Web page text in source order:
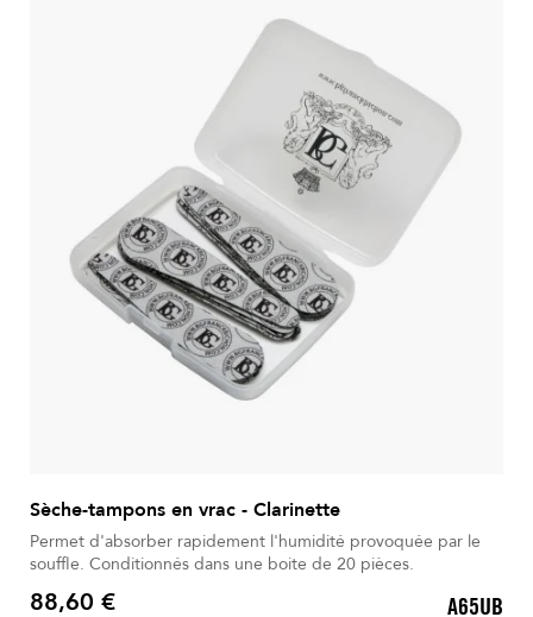
Sèche-tampons en vrac - Clarinette
Permet d'absorber rapidement l'humidité provoquée par le
souffle. Conditionnés dans une boite de 20 pièces.
Prix
88,60 € A65UB